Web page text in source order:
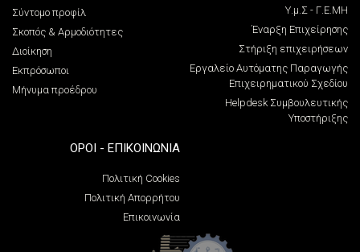
Σύντομο προφίλ
Σκοπός & Αρμοδιότητες
Διοίκηση
Εκπρόσωποι
Μήνυμα προέδρου
Υ.μ.Σ - Γ.Ε.ΜΗ
Έναρξη Επιχείρησης
Στήριξη επιχειρήσεων
Εργαλείο Αυτόματης Παραγωγής
Επιχειρηματικού Σχεδίου
Helpdesk Συμβουλευτικής
Υποστήριξης
ΌΡΟΙ - ΕΠΙΚΟΙΝΩΝΊΑ
Πολιτική Cookies
Πολιτική Απορρήτου
Επικοινωνία